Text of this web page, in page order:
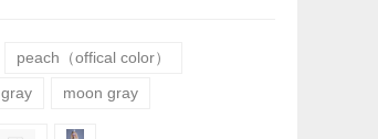
peach（offical color）
gray moon gray